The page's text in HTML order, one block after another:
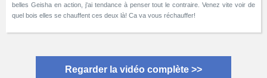
belles Geisha en action, j'ai tendance à penser tout le contraire. Venez vite voir de
quel bois elles se chauffent ces deux là! Ca va vous réchauffer!
Regarder la vidéo complète >>